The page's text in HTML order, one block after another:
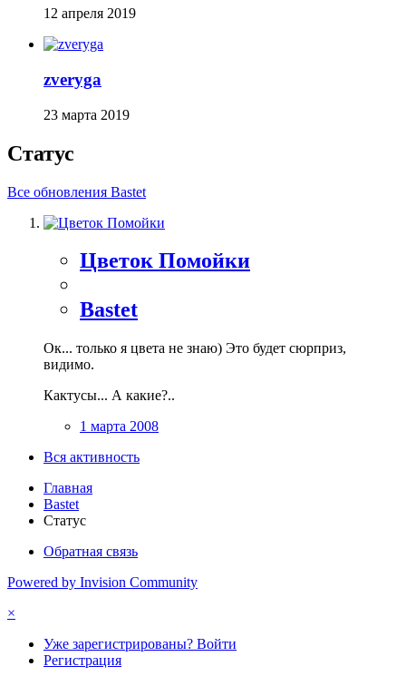
12 апреля 2019
zveryga
23 марта 2019
Статус
Все обновления Bastet
Цветок Помойки
Bastet
Ок... только я цвета не знаю) Это будет сюрприз,
видимо.
Кактусы... А какие?..
1 марта 2008
Вся активность
Главная
Bastet
Статус
Обратная связь
Powered by Invision Community
×
Уже зарегистрированы? Войти
Регистрация